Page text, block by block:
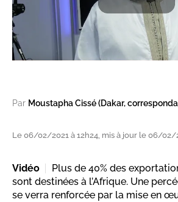
Par Moustapha Cissé (Dakar,
Le 06/02/2021 à 12h24, mis à jour le 06/02/
Vidéo
Plus de 40% des
sont destinées à l’Afrique. Une
se verra renforcée par la mise en